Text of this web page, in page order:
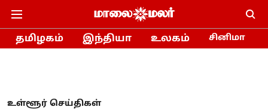
தமிழகம் இந்தியா உலகம் சினிமா
உள்ளூர் செய்திகள்